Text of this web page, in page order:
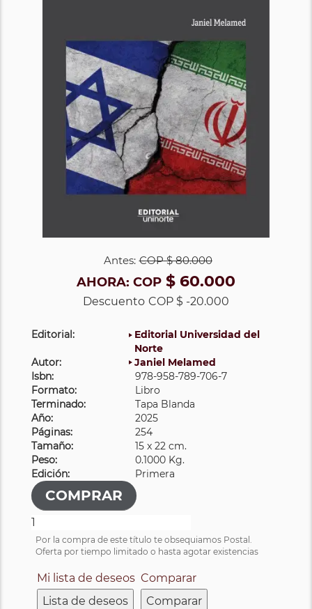
Antes: COP$ 80.000
AHORA: COP $ 60.000
Descuento COP $ -20.000
Editorial:
Editorial Universidad del
Norte
Autor:
Janiel Melamed
Isbn:
978-958-789-706-7
Formato:
Libro
Terminado:
Tapa Blanda
Año:
2025
Páginas:
254
Tamaño:
15 x 22 cm.
Peso:
0.1000 Kg.
Edición:
Primera
Por la compra de este título te obsequiamos Postal.
Oferta por tiempo limitado o hasta agotar existencias
Mi lista de deseos
Lista de deseos
Comparar
Comparar